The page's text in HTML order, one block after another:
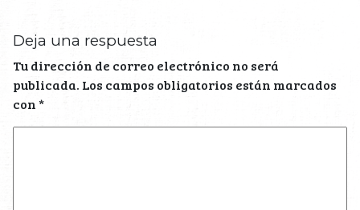
Deja una respuesta
Tu dirección de correo electrónico no será
publicada. Los campos obligatorios están marcados
con*